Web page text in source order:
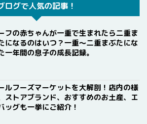
ログで人気の記事！
フの赤ちゃんが一重で生まれたら二重ま
になるのはいつ？一重〜二重まぶたにな
一年間の息子の成長記録。
ルフーズマーケットを大解剖！店内の様
ストアブランド、おすすめのお土産、エ
ッグも一挙にご紹介！